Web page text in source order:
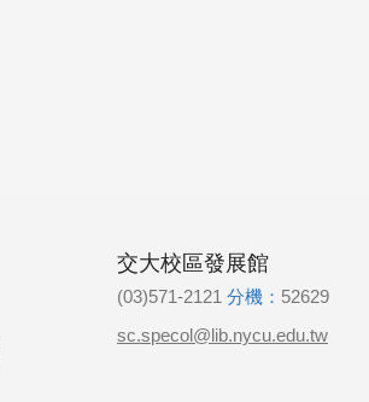
交大校區發展館
(03)571-2121 分機： 52629
sc.specol@lib.nycu.edu.tw